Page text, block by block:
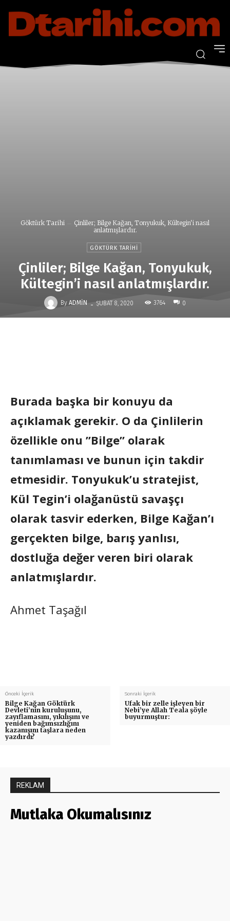
Göktürk Tarihi
Çinliler; Bilge Kağan, Tonyukuk, Kültegin'i nasıl
anlatmışlardır.
GÖKTÜRK TARIHI
Çinliler; Bilge Kağan, Tonyukuk,
Kültegin’i nasıl anlatmışlardır.
By ADMIN - ŞUBAT 8, 2020 3764 0
Burada başka bir konuyu da
açıklamak gerekir. O da Çinlilerin
özellikle onu ”Bilge” olarak
tanımlaması ve bunun için takdir
etmesidir. Tonyukuk’u stratejist,
Kül Tegin’i olağanüstü savaşçı
olarak tasvir ederken, Bilge Kağan’ı
gerçekten bilge, barış yanlısı,
dostluğa değer veren biri olarak
anlatmışlardır.
Ahmet Taşağıl
Önceki İçerik
Bilge Kağan Göktürk
Devleti’nin kuruluşunu,
zayıflamasını, yıkılışını ve
yeniden bağımsızlığını
kazanışını taşlara neden
yazdırdı?
Sonraki İçerik
Ufak bir zelle işleyen bir
Nebi’ye Allah Teala şöyle
buyurmuştur:
REKLAM
Mutlaka Okumalısınız